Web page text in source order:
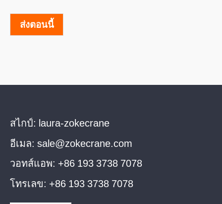
ส่งตอนนี้
สไกป์: laura-zokecrane
อีเมล: sale@zokecrane.com
วอทส์แอพ: +86 193 3738 7078
โทรเลข: +86 193 3738 7078